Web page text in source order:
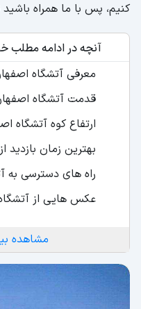
کنیم، پس با ما همراه باشید
آنچه در ادامه مطلب
معرفی آتشگاه
قدمت آتشگاه
ارتفاع کوه آتشگاه
بهترین زمان بازدید
راه های دسترسی به
عکس هایی از
مشاهده